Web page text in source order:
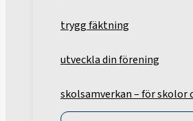
trygg fäktning
utveckla din förening
skolsamverkan – för skolor